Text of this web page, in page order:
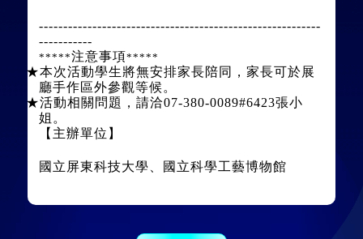
----------------------------------------------------------
-----------
*****注意事項*****
★本次活動學生將無安排家長陪同，家長可於展
廳手作區外參觀等候。
★活動相關問題，請洽07-380-0089#6423張小
姐。
【主辦單位】
國立屏東科技大學、國立科學工藝博物館